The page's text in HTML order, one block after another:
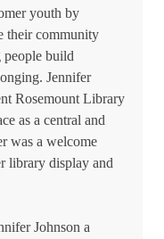
youth by
their community
people build
Jennifer
Rosemount Library
as a central and
was a welcome
library display and
Johnson a